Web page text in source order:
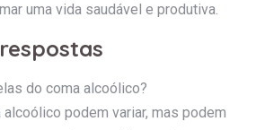
uma vida saudável e produtiva.
do coma alcoólico?
podem variar, mas podem